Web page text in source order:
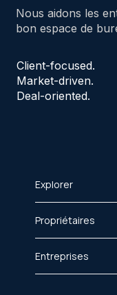
Nous aidons les
bon espace de
Client-focused.
Market-driven.
Deal-oriented.
Explorer
Propriétaires
Entreprises